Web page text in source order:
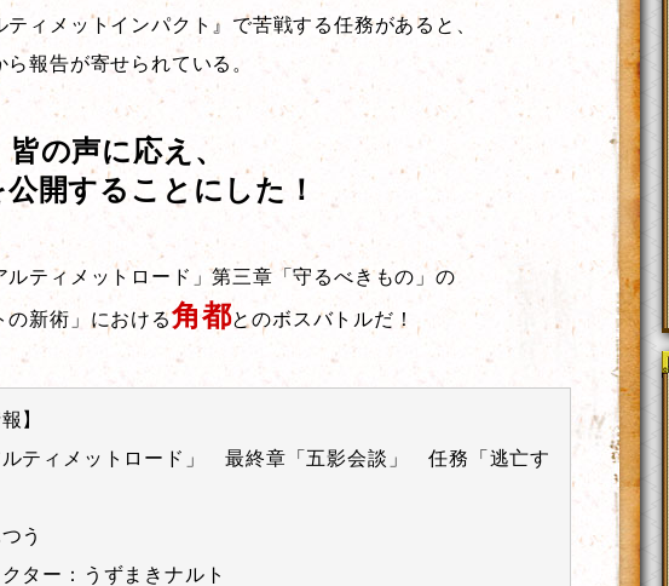
ティメットインパクト』で苦戦する任務があると、
報告が寄せられている。
の声に応え、
開することにした！
ルティメットロード」第三章「守るべきもの」の
の新術」における角都とのボスバトルだ！
】
ルティメットロード」 最終章「五影会談」 任務「逃亡す
う
ター：うずまきナルト